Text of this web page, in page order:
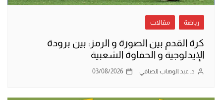
رياضة مقالات
كرة القدم بين الصورة و الرمز: بين برودة
الإيدلوجية و الحفاوة الشعبية
د. عبد الوهاب الصافي 03/08/2026